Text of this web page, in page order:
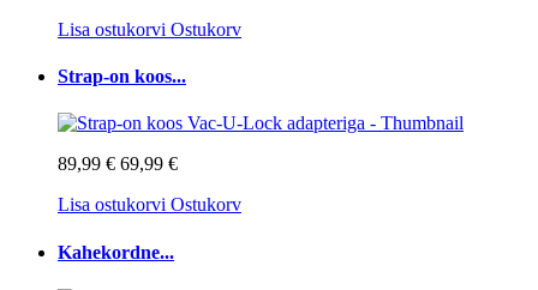
Lisa ostukorvi Ostukorv
Strap-on koos...
89,99 € 69,99 €
Lisa ostukorvi Ostukorv
Kahekordne...